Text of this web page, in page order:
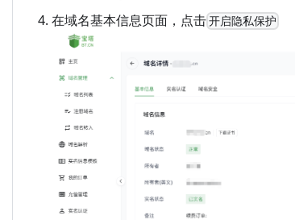
在域名基本信息页面，点击开启隐私保护